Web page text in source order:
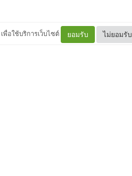
เพื่อใช้บริการเว็บไซต์ ยอมรับ ไม่ยอมรับ